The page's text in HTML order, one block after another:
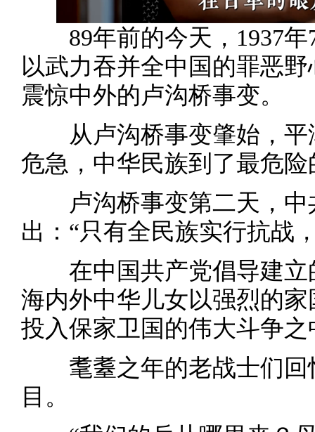
89年前的今天，1937年
以武力吞并全中国的罪恶
震惊中外的卢沟桥事变。
从卢沟桥事变肇始，平
危急，中华民族到了最危险
卢沟桥事变第二天，中
出：“只有全民族实行抗战
在中国共产党倡导建立
海内外中华儿女以强烈的
投入保家卫国的伟大斗争之
耄耋之年的老战士们回
目。